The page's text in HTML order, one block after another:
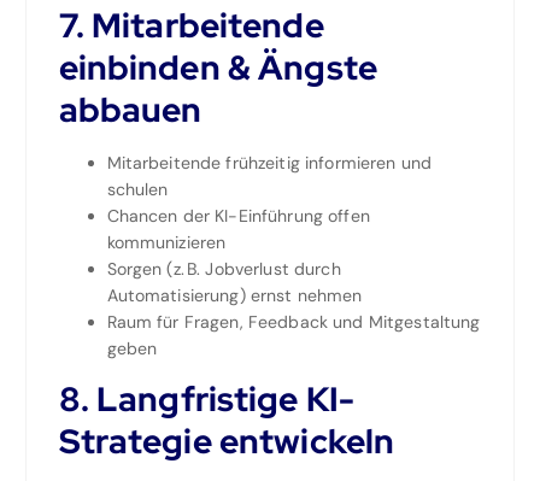
7. Mitarbeitende
einbinden & Ängste
abbauen
Mitarbeitende frühzeitig informieren und
schulen
Chancen der KI-Einführung offen
kommunizieren
Sorgen (z. B. Jobverlust durch
Automatisierung) ernst nehmen
Raum für Fragen, Feedback und Mitgestaltung
geben
8. Langfristige KI-
Strategie entwickeln